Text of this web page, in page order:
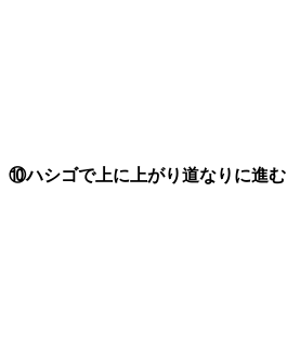
⑩ハシゴで上に上がり道なりに進む